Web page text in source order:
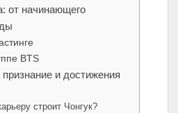
от начинающего
BTS
и достижения
строит Чонгук?